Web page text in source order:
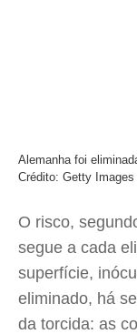
Alemanha foi
Crédito: Getty Images
O risco,
segue a cada
superfície,
eliminado, há
da torcida: as